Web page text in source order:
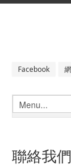
Facebook
聯絡我們